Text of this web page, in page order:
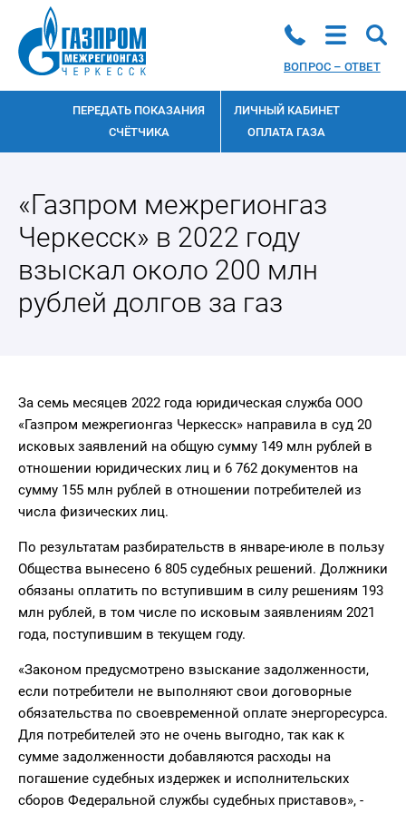
ВОПРОС – ОТВЕТ
ПЕРЕДАТЬ ПОКАЗАНИЯ
СЧЁТЧИКА
ЛИЧНЫЙ КАБИНЕТ
ОПЛАТА ГАЗА
«Газпром межрегионгаз
Черкесск» в 2022 году
взыскал около 200 млн
рублей долгов за газ
За семь месяцев 2022 года юридическая служба ООО
«Газпром межрегионгаз Черкесск» направила в суд 20
исковых заявлений на общую сумму 149 млн рублей в
отношении юридических лиц и 6 762 документов на
сумму 155 млн рублей в отношении потребителей из
числа физических лиц.
По результатам разбирательств в январе-июле в пользу
Общества вынесено 6 805 судебных решений. Должники
обязаны оплатить по вступившим в силу решениям 193
млн рублей, в том числе по исковым заявлениям 2021
года, поступившим в текущем году.
«Законом предусмотрено взыскание задолженности,
если потребители не выполняют свои договорные
обязательства по своевременной оплате энергоресурса.
Для потребителей это не очень выгодно, так как к
сумме задолженности добавляются расходы на
погашение судебных издержек и исполнительских
сборов Федеральной службы судебных приставов», -